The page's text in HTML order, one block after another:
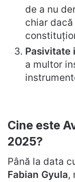
de a nu
chiar
Pasivitate
a multor
Cine este
2025?
Până la data
Fabian Gyula,